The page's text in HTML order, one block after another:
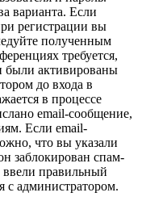
варианта. Если
регистрации вы
полученным
требуется,
были активированы
до входа в
в процессе
email-сообщение,
Если email-
что вы указали
заблокирован спам-
правильный
с администратором.